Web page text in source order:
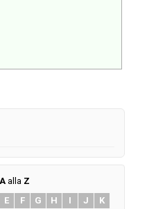
A alla Z
E F G H I J
K